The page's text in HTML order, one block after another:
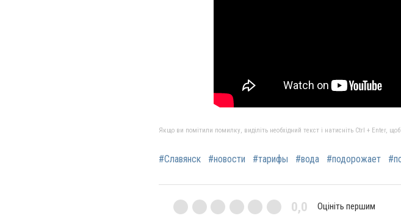
Якщо ви помітили помилку, виділіть необхідний текст і натисніть Ctrl + Enter,
#Славянск #новости #тарифы #вода #подорожает
0,0 Оцініть першим